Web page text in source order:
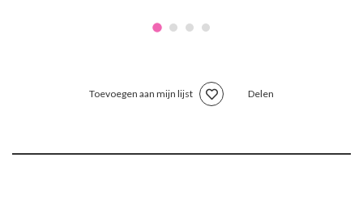
Toevoegen aan mijn lijst Delen